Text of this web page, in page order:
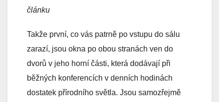
článku
Takže první, co vás patrně po vstupu do sálu
zarazí, jsou okna po obou stranách ven do
dvorů v jeho horní části, která dodávají při
běžných konferencích v denních hodinách
dostatek přírodního světla. Jsou samozřejmě